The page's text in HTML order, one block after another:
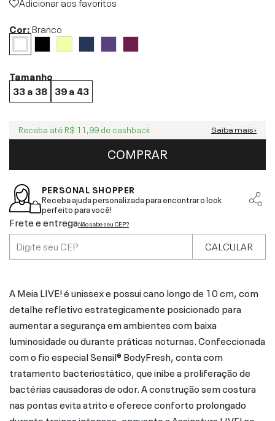
Cor:Branco
Tamanho
33 a 38 39 a 43
Receba até R$ 11,99 de cashback Saiba mais ›
COMPRAR
PERSONAL SHOPPER
Receba ajuda personalizada para encontrar o look
perfeito para você!
Frete e entregaNão sabe seu CEP?
CALCULAR
A Meia LIVE! é unissex e possui cano longo de 10 cm, com
detalhe refletivo estrategicamente posicionado para
aumentar a segurança em ambientes com baixa
luminosidade ou durante práticas noturnas. Confeccionada
com o fio especial Sensil® BodyFresh, conta com
tratamento bacteriostático, que inibe a proliferação de
bactérias causadoras de odor. A construção sem costura
nas pontas evita atrito e oferece conforto prolongado